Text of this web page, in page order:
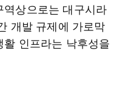
상으로는 대구시라
개발 규제에 가로막
인프라는 낙후성을